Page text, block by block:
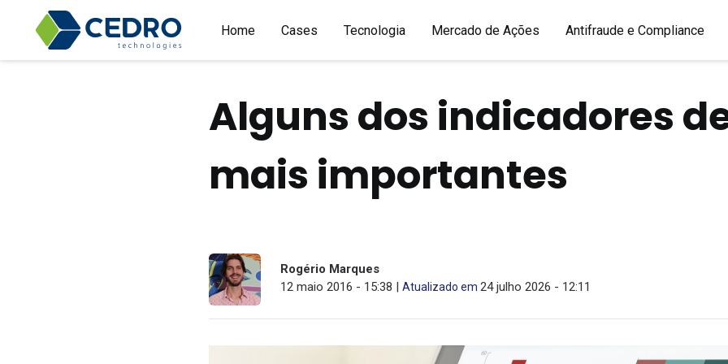
Home Cases Tecnologia Mercado de Ações Antifraude e Compliance
Alguns dos indicadores
mais importantes
Rogério Marques
12 maio 2016 - 15:38 |Atualizado em24 julho 2026 - 12:11